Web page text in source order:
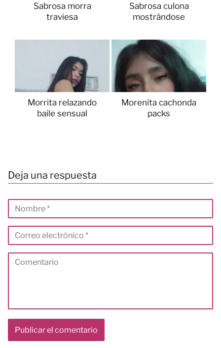
Sabrosa morra
traviesa
Sabrosa culona
mostrándose
Morrita relazando
baile sensual
Morenita cachonda
packs
Deja una respuesta